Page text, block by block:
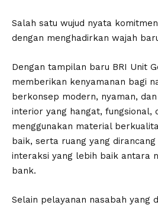
Salah satu wujud nyata
dengan menghadirkan wajah
Dengan tampilan baru BRI Unit
memberikan kenyamanan bagi
berkonsep modern, nyaman,
interior yang hangat, fungsional,
menggunakan material
baik, serta ruang yang
interaksi yang lebih baik antara
bank.
Selain pelayanan nasabah yang